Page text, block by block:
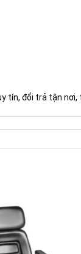
tín, đổi trả tận